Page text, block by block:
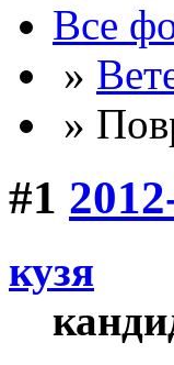
Все
»
»
#1
кузя